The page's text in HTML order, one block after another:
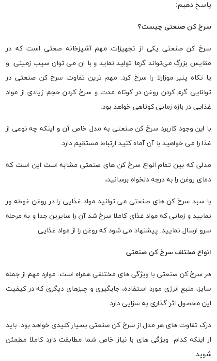
پاسخ دهیم:
سرخ کن صنعتی چیست؟
سرخ کن صنعتی یکی از تجهیزات مهم آشپزخانه صعتی است که در
مقایس بزرگ می‌تواند گرما تولید نماید و با ان می توان سیب زمینی و
یا تکاه پنیر موزارلا را سرخ کرد. مهم ترین تفاوت سرخ کن صنعتی در
توانایی گرم کردن روغن در کوتاه مدت و سرخ کردن حجم زیادی از مواد
غذایی در بازه زمانی کوتاهی خواهد بود.
با این وجود کاربرد سرخ کن صنعتی به مدل خاص آن و اینکه چه نوعی از
غذا را می خواهید با آن آماه کنید ارتباط مستقیم دارد.
مدلی که بین تمام انواع سرخ کن های صنعتی مشابه است این است که
دمای روغن را به درجه دلخواه برسانید،
با سبد سرخ کن های صنعتی می توانید مواد غذایی را در روغن غوطه ور
نمایید و زمانی که مواد غذای کاملا سرخ شد آن را سایرین جدا و به مرحله
سرو ارسال نمایید. پیشنهاد می شود که روغن را از مواد غذایی
انواع مختلف سرخ کن صنعتی
هر سرخ کن صنعتی با ویژگی های مختلفی همراه است. موارد مهم از جمله
سایز، منبع انرژی مورد استفاده، جایگیری و چیزهای دیگری که در کیفیت
این محصول اثر گذاری به سزایی دارد.
درک تفاوت های هر مدل از سرخ کن صنعتی بسیار کلیدی خواهد بود. باید
از اینکه کدام ویژگی های با نیاز خاص شما مطابقت دارد کاملا مطمئن
شوید.